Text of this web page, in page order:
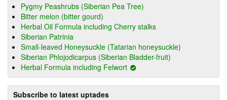
Pygmy Peashrubs (Siberian Pea Tree)
Bitter melon (bitter gourd)
Herbal Oil Formula including Cherry stalks
Siberian Patrinia
Small-leaved Honeysuckle (Tatarian honeysuckle)
Siberian Phlojodicarpus (Siberian Bladder-fruit)
Herbal Formula including Felwort
Subscribe to latest uptades